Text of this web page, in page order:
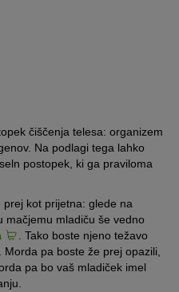
čiščenja telesa: organizem
Na podlagi tega lahko
postopek, ki ga praviloma
kot prijetna: glede na
mačjemu mladiču še vedno
. Tako boste njeno težavo
pa boste že prej opazili,
pa bo vaš mladiček imel